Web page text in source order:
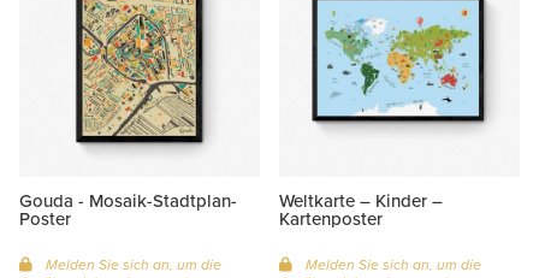
Gouda - Mosaik-Stadtplan-
Poster
Melden Sie sich an, um die
Weltkarte – Kinder –
Kartenposter
Melden Sie sich an, um die